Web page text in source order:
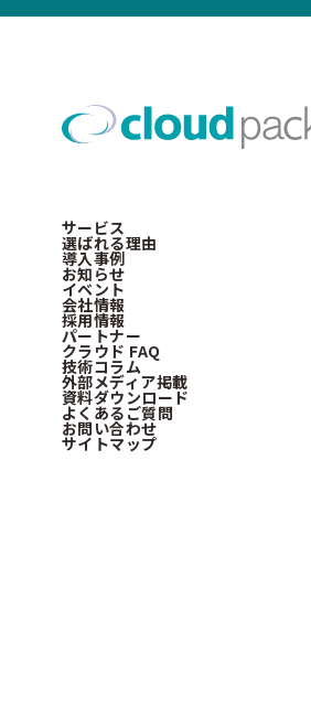
サービス
選ばれる理由
導入事例
お知らせ
イベント
会社情報
採用情報
パートナー
クラウド FAQ
技術コラム
外部メディア掲載
資料ダウンロード
よくあるご質問
お問い合わせ
サイトマップ